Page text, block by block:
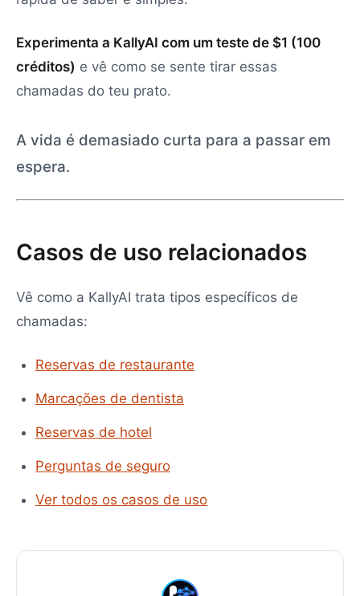
Experimenta a KallyAI com um teste de $1 (100
créditos) e vê como se sente tirar essas
chamadas do teu prato.
A vida é demasiado curta para a passar em
espera.
Casos de uso relacionados
Vê como a KallyAI trata tipos específicos de
chamadas:
Reservas de restaurante
Marcações de dentista
Reservas de hotel
Perguntas de seguro
Ver todos os casos de uso